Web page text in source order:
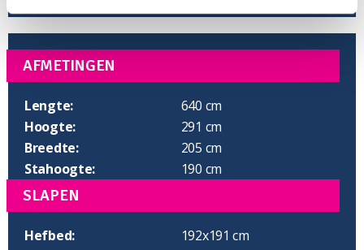
AFMETINGEN
Lengte:
640 cm
Hoogte:
291 cm
Breedte:
205 cm
Stahoogte:
190 cm
SLAPEN
Hefbed: 192x191 cm